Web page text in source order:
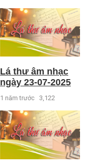
Lá thư âm nhạc
ngày 23-07-2025
1 năm trước 3,122